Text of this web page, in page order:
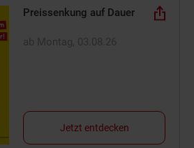
Preissenkung auf Dauer
Jetzt entdecken